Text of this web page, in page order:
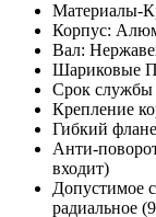
Материалы-
Корпус:
Вал:
Шариковые
Срок службы
Крепление
Гибкий
Анти-
входит)
Допустимое
радиальное